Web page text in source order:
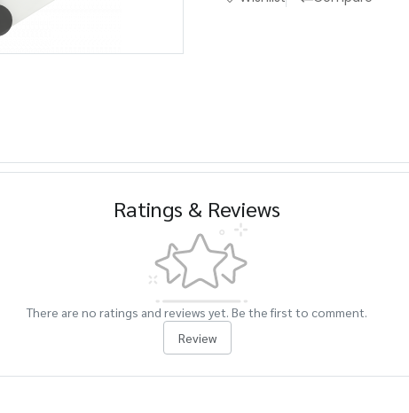
Ratings & Reviews
There are no ratings and reviews yet. Be the first to comment.
Review